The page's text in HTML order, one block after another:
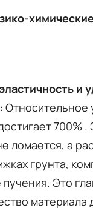
и
Относительное
700% .
ломается, а
грунта,
Это
материала